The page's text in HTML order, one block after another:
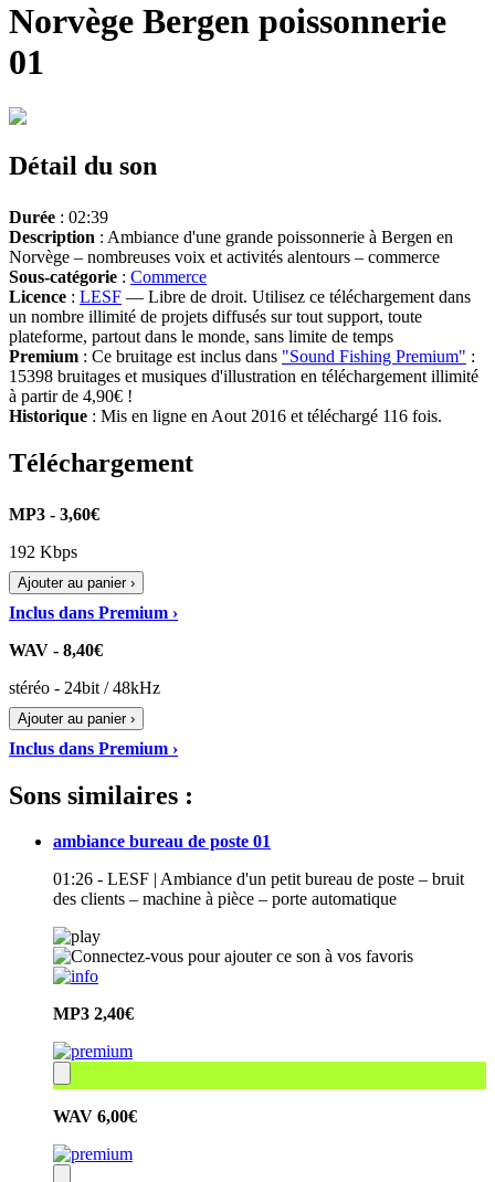
Norvège Bergen poissonnerie
01
Détail du son
Durée : 02:39
Description : Ambiance d'une grande poissonnerie à Bergen en
Norvège – nombreuses voix et activités alentours – commerce
Sous-catégorie : Commerce
Licence : LESF — Libre de droit. Utilisez ce téléchargement dans
un nombre illimité de projets diffusés sur tout support, toute
plateforme, partout dans le monde, sans limite de temps
Premium : Ce bruitage est inclus dans "Sound Fishing Premium" :
15398 bruitages et musiques d'illustration en téléchargement illimité
à partir de 4,90€ !
Historique : Mis en ligne en Aout 2016 et téléchargé 116 fois.
Téléchargement
MP3 - 3,60€
192 Kbps
Ajouter au panier ›
Inclus dans Premium ›
WAV - 8,40€
stéréo - 24bit / 48kHz
Ajouter au panier ›
Inclus dans Premium ›
Sons similaires :
ambiance bureau de poste 01
01:26 - LESF | Ambiance d'un petit bureau de poste – bruit
des clients – machine à pièce – porte automatique
MP3 2,40€
WAV 6,00€